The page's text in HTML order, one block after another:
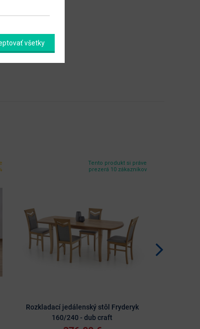
Tento produkt si práve
prezerá 10 zákazníkov
Rozkladací jedálenský stôl Fryderyk
160/240 - dub craft
všetky